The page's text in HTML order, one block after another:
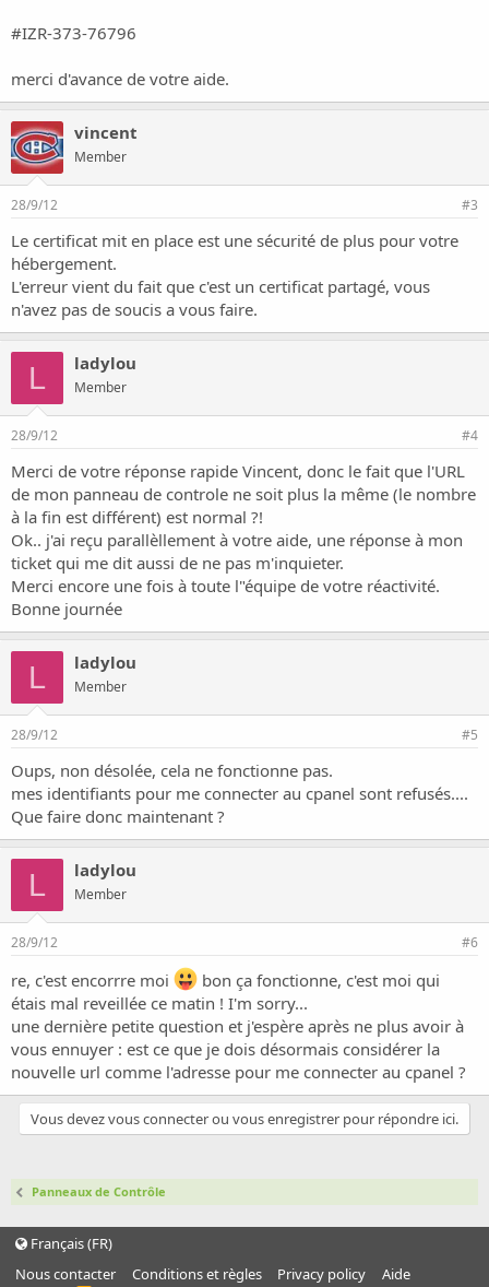
#IZR-373-76796
merci d'avance de votre aide.
vincent
Member
28/9/12 #3
Le certificat mit en place est une sécurité de plus pour votre
hébergement.
L'erreur vient du fait que c'est un certificat partagé, vous
n'avez pas de soucis a vous faire.
L ladylou
Member
28/9/12 #4
Merci de votre réponse rapide Vincent, donc le fait que l'URL
de mon panneau de controle ne soit plus la même (le nombre
à la fin est différent) est normal ?!
Ok.. j'ai reçu parallèllement à votre aide, une réponse à mon
ticket qui me dit aussi de ne pas m'inquieter.
Merci encore une fois à toute l"équipe de votre réactivité.
Bonne journée
L ladylou
Member
28/9/12 #5
Oups, non désolée, cela ne fonctionne pas.
mes identifiants pour me connecter au cpanel sont refusés....
Que faire donc maintenant ?
L ladylou
Member
28/9/12 #6
re, c'est encorrre moi
bon ça fonctionne, c'est moi qui
étais mal reveillée ce matin ! I'm sorry...
une dernière petite question et j'espère après ne plus avoir à
vous ennuyer : est ce que je dois désormais considérer la
nouvelle url comme l'adresse pour me connecter au cpanel ?
Vous devez vous connecter ou vous enregistrer pour répondre ici.
Panneaux de Contrôle
Français (FR)
Nous contacter
Conditions et règles Privacy policy
Aide